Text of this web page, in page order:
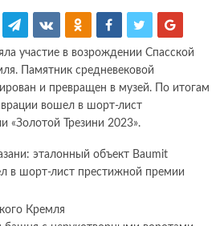
участие в возрождении Спасской
Памятник средневековой
и превращен в музей. По итогам
вошел в шорт-лист
Трезини 2023».
Кремля